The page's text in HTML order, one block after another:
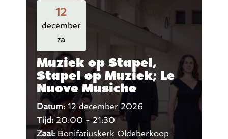
12
december
za
Muziek op Stapel,
Stapel op Muziek; Le
Nuove Musiche
Datum: 12 december 2026
Tijd:20:00 - 21:30
Zaal: Bonifatiuskerk Oldeberkoop